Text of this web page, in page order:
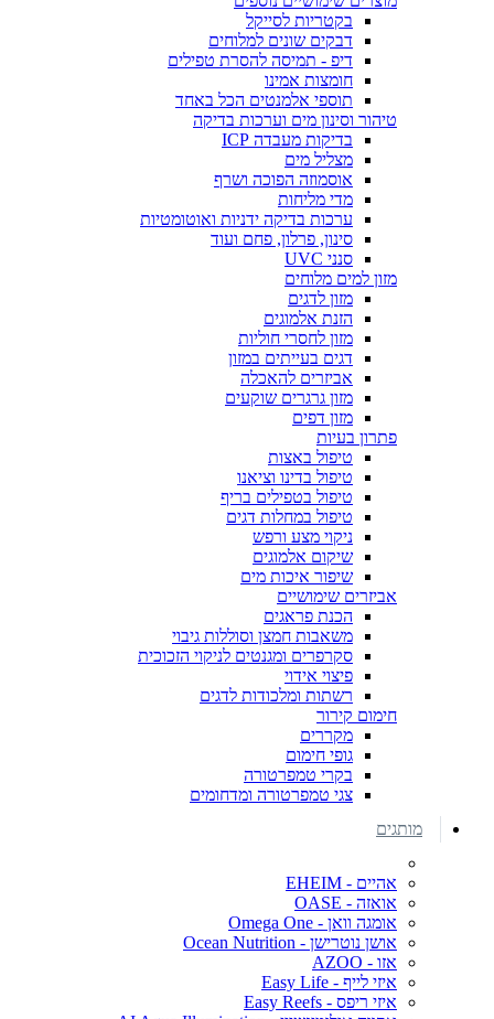
בקטריות לסייקל
דבקים שונים למלוחים
דיפ - תמיסה להסרת טפילים
חומצות אמינו
תוספי אלמנטים הכל באחד
טיהור וסינון מים וערכות בדיקה
בדיקות מעבדה ICP
מצליל מים
אוסמוזה הפוכה ושרף
מדי מליחות
ערכות בדיקה ידניות ואוטומטיות
סינון, פרלון, פחם ועוד
סנני UVC
מזון למים מלוחים
מזון לדגים
הזנת אלמוגים
מזון לחסרי חוליות
דגים בעייתים במזון
אביזרים להאכלה
מזון גרגרים שוקעים
מזון דפים
פתרון בעיות
טיפול באצות
טיפול בדינו וציאנו
טיפול בטפילים בריף
טיפול במחלות דגים
ניקוי מצע ורפש
שיקום אלמוגים
שיפור איכות מים
אביזרים שימושיים
הכנת פראגים
משאבות חמצן וסוללות גיבוי
סקרפרים ומגנטים לניקוי הזכוכית
פיצוי אידוי
רשתות ומלכודות לדגים
חימום קירור
מקררים
גופי חימום
בקרי טמפרטורה
צגי טמפרטורה ומדחומים
מותגים
אהיים - EHEIM
אואזה - OASE
אומגה וואן - Omega One
אושן נוטרישן - Ocean Nutrition
אזו - AZOO
איזי לייף - Easy Life
איזי ריפס - Easy Reefs